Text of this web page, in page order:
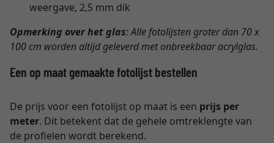
weergave, 2,5 mm dik
Opmerking over het glas: Alle fotolijsten groter dan 70 x
100 cm worden altijd geleverd met onbreekbaar acrylglas.
Een op maat gemaakte fotolijst bestellen
De prijs voor een fotolijst op maat is een prijs per
meter. Dit betekent dat de gehele omtreklengte van
de profielen wordt berekend.